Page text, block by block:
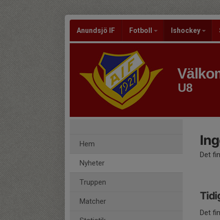
Anundsjö IF Fotboll Ishockey
U8
Hem
Nyheter
Truppen
Matcher
Det
Det